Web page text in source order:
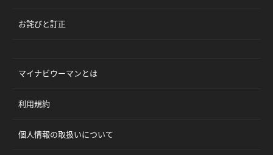
お詫びと訂正
マイナビウーマンとは
利用規約
個人情報の取扱いについて